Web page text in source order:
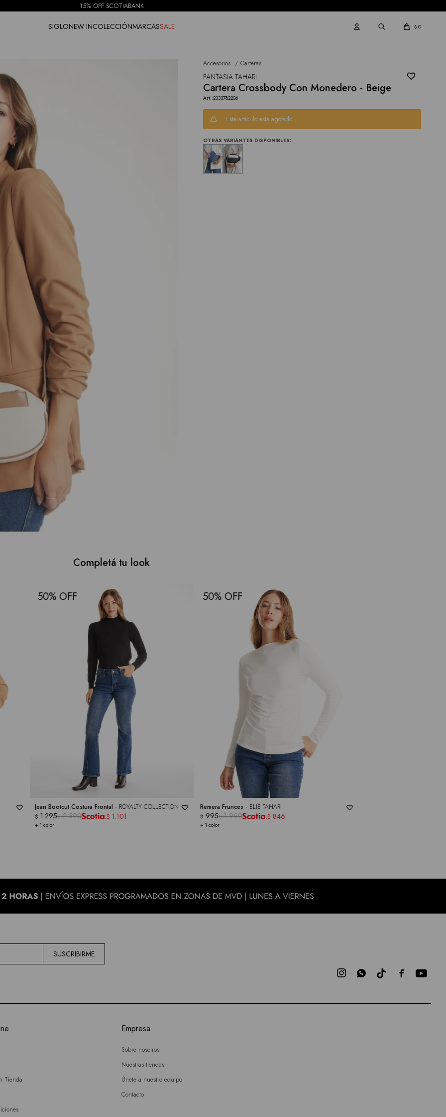
15% OFF SCOTIABANK
SIGLONEW INCOLECCIÓNMARCASSALE $ 0
Accesorios Carteras
FANTASIA TAHARI
Cartera Crossbody Con Monedero - Beige
2333782206
Este artículo está agotado.
OTRAS VARIANTES DISPONIBLES:
Completá tu look
50
Jean Bootcut Costura Frontal - ROYALTY COLLECTION
+ 1 color
$ 1.295$ 2.590 $ 1.101
50
Remera Frunces - ELIE TAHARI
+ 1 color
$ 995$ 1.990 $ 846
SUSCRIBIRME

 
Tienda
Empresa
Sobre nosotros
Nuestras tiendas
Únete a nuestro equipo
Contacto